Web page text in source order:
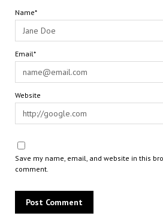
Name*
Email*
Website
Save my name, email, and website in this
comment.